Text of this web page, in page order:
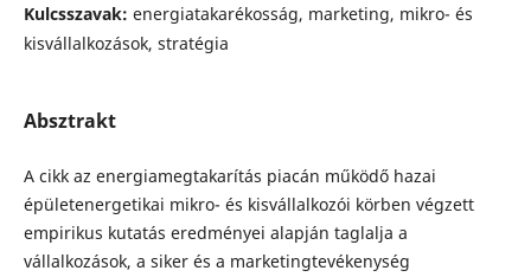
Kulcsszavak: energiatakarékosság, marketing, mikro- és
kisvállalkozások, stratégia
Absztrakt
A cikk az energiamegtakarítás piacán működő hazai
épületenergetikai mikro- és kisvállalkozói körben végzett
empirikus kutatás eredményei alapján taglalja a
vállalkozások, a siker és a marketingtevékenység